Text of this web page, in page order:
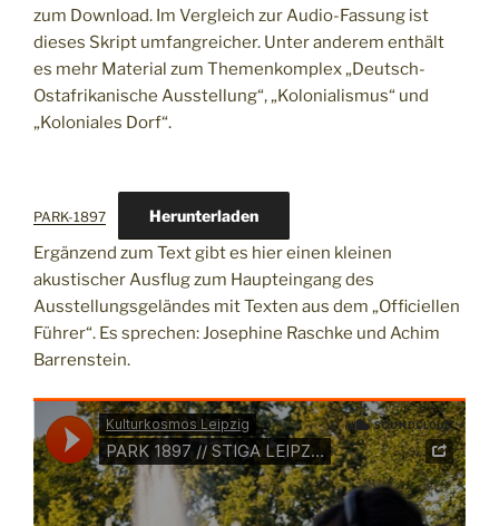
zum Download. Im Vergleich zur Audio-Fassung ist
dieses Skript umfangreicher. Unter anderem enthält
es mehr Material zum Themenkomplex „Deutsch-
Ostafrikanische Ausstellung“, „Kolonialismus“ und
„Koloniales Dorf“.
PARK-1897 Herunterladen
Ergänzend zum Text gibt es hier einen kleinen
akustischer Ausflug zum Haupteingang des
Ausstellungsgeländes mit Texten aus dem „Officiellen
Führer“. Es sprechen: Josephine Raschke und Achim
Barrenstein.